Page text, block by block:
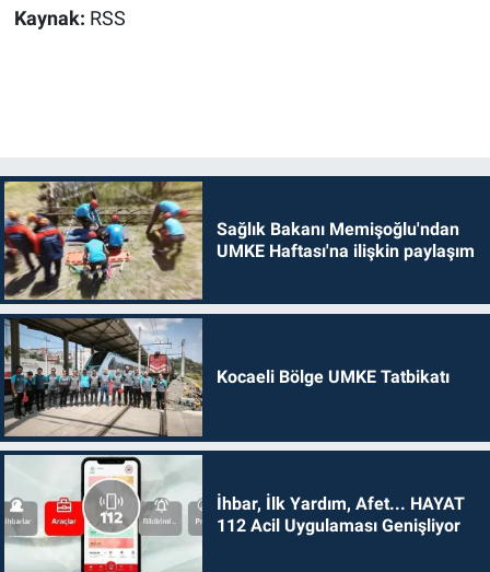
Kaynak: RSS
Sağlık Bakanı Memişoğlu'ndan
UMKE Haftası'na ilişkin paylaşım
Kocaeli Bölge UMKE Tatbikatı
İhbar, İlk Yardım, Afet... HAYAT
112 Acil Uygulaması Genişliyor